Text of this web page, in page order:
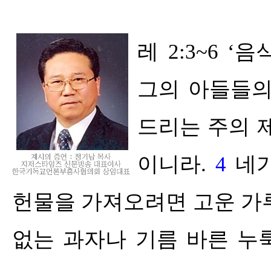
레 2:3~6 ‘음
그의 아들들
드리는 주의
이니라.4 네
헌물을 가져오려면 고운
없는 과자나 기름 바른 누